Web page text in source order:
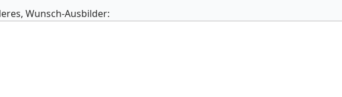
Wunsch-Ausbilder: